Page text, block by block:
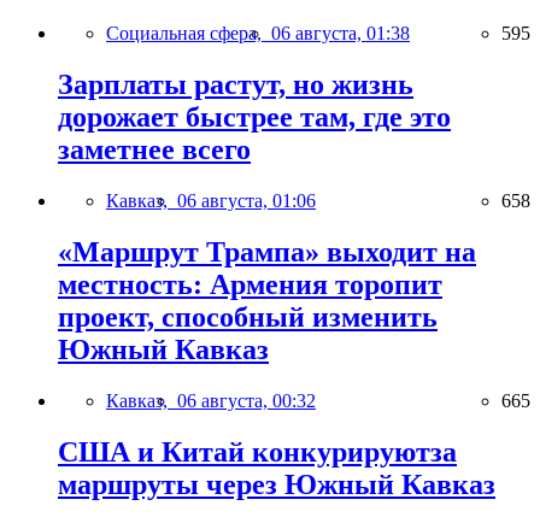
Социальная сфера, 06 августа, 01:38 595
Зарплаты растут, но жизнь
дорожает быстрее там, где это
заметнее всего
Кавказ, 06 августа, 01:06 658
«Маршрут Трампа» выходит на
местность: Армения торопит
проект, способный изменить
Южный Кавказ
Кавказ, 06 августа, 00:32 665
США и Китай конкурируютза
маршруты через Южный Кавказ